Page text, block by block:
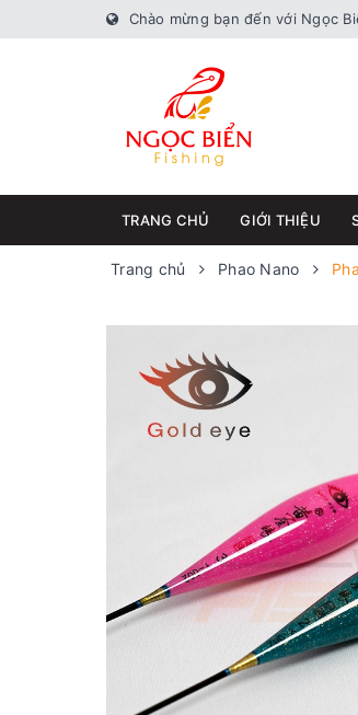
Chào mừng bạn đến với Ngọc
TRANG CHỦ GIỚI THIỆU
Trang chủ Phao Nano